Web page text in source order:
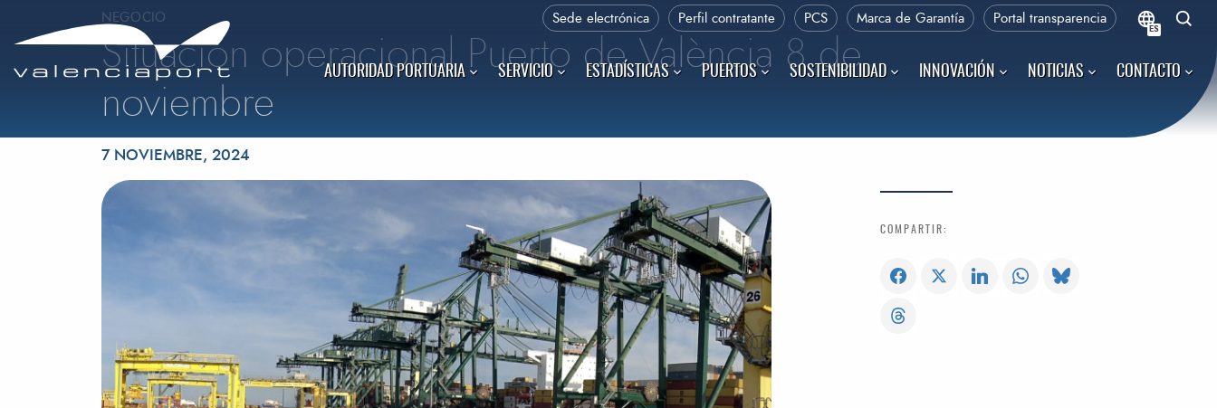
Sede electrónica Perfil contratante PCS Marca de Garantía Portal transparencia
ES
AUTORIDAD PORTUARIA SERVICIO ESTADÍSTICAS PUERTOS SOSTENIBILIDAD INNOVACIÓN NOTICIAS CONTACTO
NEGOCIO
Situación operacional Puerto de València 8 de
noviembre
Publicado el
7 NOVIEMBRE, 2024
COMPARTIR: